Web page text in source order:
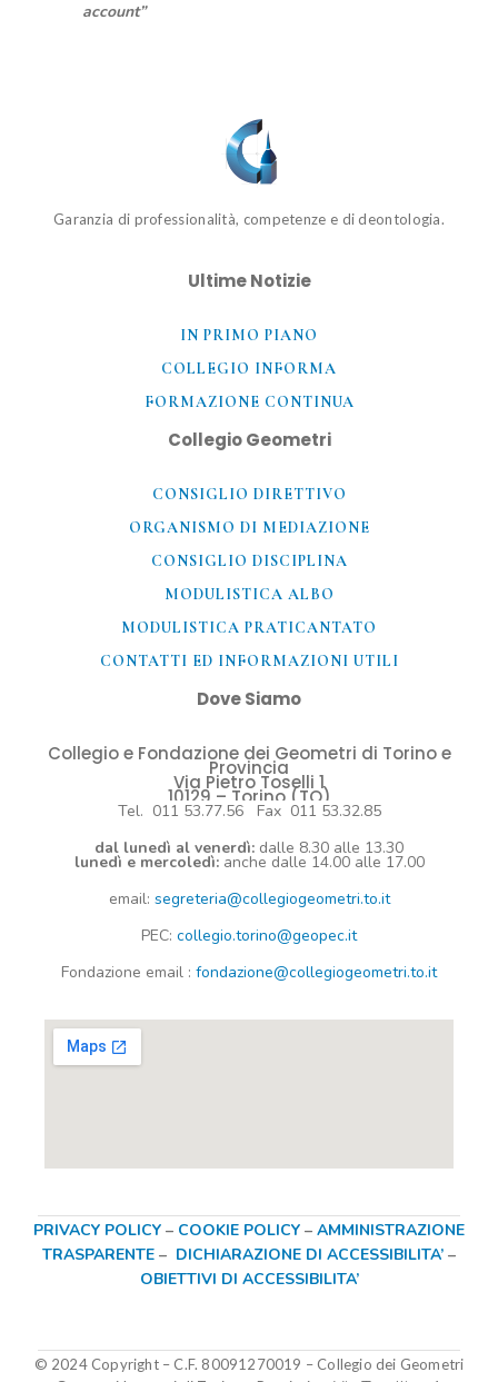
account”
Garanzia di professionalità, competenze e di deontologia.
Ultime Notizie
IN PRIMO PIANO
COLLEGIO INFORMA
FORMAZIONE CONTINUA
Collegio Geometri
CONSIGLIO DIRETTIVO
ORGANISMO DI MEDIAZIONE
CONSIGLIO DISCIPLINA
MODULISTICA ALBO
MODULISTICA PRATICANTATO
CONTATTI ED INFORMAZIONI UTILI​
Dove Siamo
Collegio e Fondazione dei Geometri di Torino e
Provincia
Via Pietro Toselli 1
10129 – Torino (TO)
Tel. 011 53.77.56 Fax 011 53.32.85
dal lunedì al venerdì: dalle 8.30 alle 13.30
lunedì e mercoledì: anche dalle 14.00 alle 17.00
email: segreteria@collegiogeometri.to.it
PEC: collegio.torino@geopec.it
Fondazione email : fondazione@collegiogeometri.to.it
PRIVACY POLICY – COOKIE POLICY – AMMINISTRAZIONE
TRASPARENTE – DICHIARAZIONE DI ACCESSIBILITA’ –
OBIETTIVI DI ACCESSIBILITA’
© 2024 Copyright – C.F. 80091270019 – Collegio dei Geometri